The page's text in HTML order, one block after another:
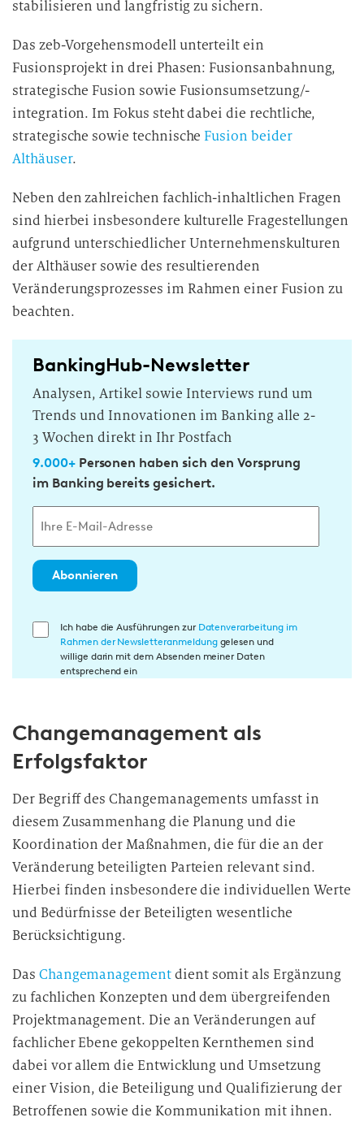
stabilisieren und langfristig zu sichern.
Das zeb-Vorgehensmodell unterteilt ein
Fusionsprojekt in drei Phasen: Fusionsanbahnung,
strategische Fusion sowie Fusionsumsetzung/-
integration. Im Fokus steht dabei die rechtliche,
strategische sowie technischeFusion beider
Althäuser.
Neben den zahlreichen fachlich-inhaltlichen Fragen
sind hierbei insbesondere kulturelle Fragestellungen
aufgrund unterschiedlicher Unternehmenskulturen
der Althäuser sowie des resultierenden
Veränderungsprozesses im Rahmen einer Fusion zu
beachten.
BankingHub-Newsletter
Analysen, Artikel sowie Interviews rund um
Trends und Innovationen im Banking alle 2-
3 Wochen direkt in Ihr Postfach
9.000+Personen haben sich den Vorsprung
im Banking bereits gesichert.
Abonnieren
E
l
n
g
i
n
d
i
D
a
t
e
v
e
r
Ich habe die Ausführungen zur Datenverarbeitung im
Rahmen der Newsletteranmeldunggelesen und
willige darin mit dem Absenden meiner Daten
entsprechend ein
Changemanagement als
Erfolgsfaktor
Der Begriff des Changemanagements umfasst in
diesem Zusammenhang die Planung und die
Koordination der Maßnahmen, die für die an der
Veränderung beteiligten Parteien relevant sind.
Hierbei finden insbesondere die individuellen Werte
und Bedürfnisse der Beteiligten wesentliche
Berücksichtigung.
Das Changemanagementdient somit als Ergänzung
zu fachlichen Konzepten und dem übergreifenden
Projektmanagement. Die an Veränderungen auf
fachlicher Ebene gekoppelten Kernthemen sind
dabei vor allem die Entwicklung und Umsetzung
einer Vision, die Beteiligung und Qualifizierung der
Betroffenen sowie die Kommunikation mit ihnen.